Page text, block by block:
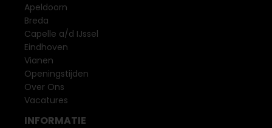
Apeldoorn
Breda
Capelle a/d IJssel
Eindhoven
Vianen
Openingstijden
Over Ons
Vacatures
INFORMATIE